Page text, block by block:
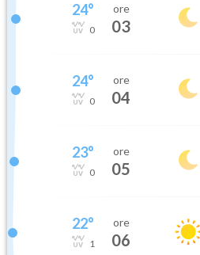
24°
0
ore
03
24°
0
ore
04
23°
0
ore
05
22°
1
ore
06